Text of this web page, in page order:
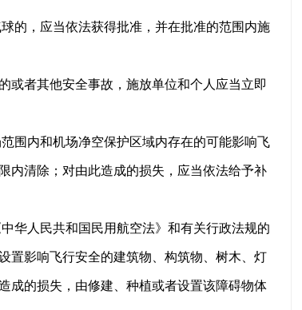
的，应当依法获得批准，并在批准的范围内施
或者其他安全事故，施放单位和个人应当立即
围内和机场净空保护区域内存在的可能影响飞
内清除；对由此造成的损失，应当依法给予补
华人民共和国民用航空法》和有关行政法规的
置影响飞行安全的建筑物、构筑物、树木、灯
成的损失，由修建、种植或者设置该障碍物体